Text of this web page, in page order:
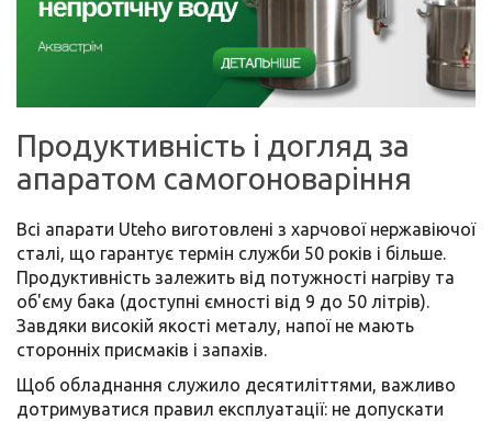
Продуктивність і догляд за
апаратом самогоноваріння
Всі апарати Uteho виготовлені з харчової нержавіючої
сталі, що гарантує термін служби 50 років і більше.
Продуктивність залежить від потужності нагріву та
об'єму бака (доступні ємності від 9 до 50 літрів).
Завдяки високій якості металу, напої не мають
сторонніх присмаків і запахів.
Щоб обладнання служило десятиліттями, важливо
дотримуватися правил експлуатації: не допускати